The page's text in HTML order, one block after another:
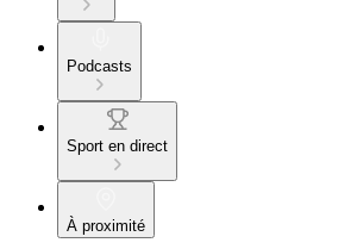
Podcasts
Sport en direct
À proximité